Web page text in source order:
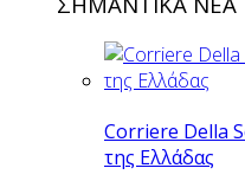
Corriere Della
της Ελλάδας